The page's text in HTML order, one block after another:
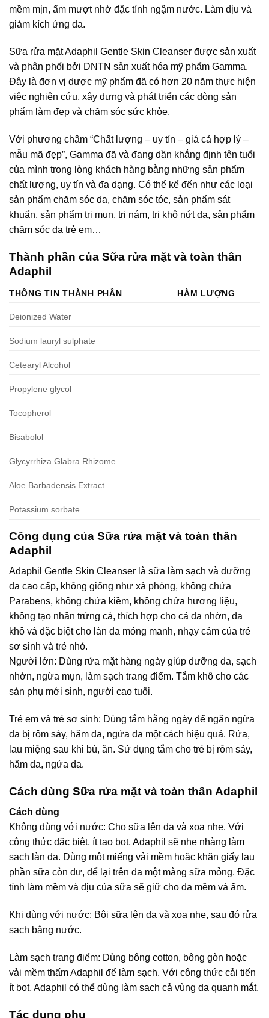
mềm mịn, ẩm mượt nhờ đặc tính ngậm nước. Làm dịu và
giảm kích ứng da.
Sữa rửa mặt Adaphil Gentle Skin Cleanser được sản xuất
và phân phối bởi DNTN sản xuất hóa mỹ phẩm Gamma.
Đây là đơn vị dược mỹ phẩm đã có hơn 20 năm thực hiện
việc nghiên cứu, xây dựng và phát triển các dòng sản
phẩm làm đẹp và chăm sóc sức khỏe.
Với phương châm “Chất lượng – uy tín – giá cả hợp lý –
mẫu mã đẹp”, Gamma đã và đang dần khẳng định tên tuổi
của mình trong lòng khách hàng bằng những sản phẩm
chất lượng, uy tín và đa dạng. Có thể kể đến như các loại
sản phẩm chăm sóc da, chăm sóc tóc, sản phẩm sát
khuẩn, sản phẩm trị mụn, trị nám, trị khô nứt da, sản phẩm
chăm sóc da trẻ em…
Thành phần của Sữa rửa mặt và toàn thân
Adaphil
THÔNG TIN THÀNH PHẦN HÀM LƯỢNG
Deionized Water
Sodium lauryl sulphate
Cetearyl Alcohol
Propylene glycol
Tocopherol
Bisabolol
Glycyrrhiza Glabra Rhizome
Aloe Barbadensis Extract
Potassium sorbate
Công dụng của Sữa rửa mặt và toàn thân
Adaphil
Adaphil Gentle Skin Cleanser là sữa làm sạch và dưỡng
da cao cấp, không giống như xà phòng, không chứa
Parabens, không chứa kiềm, không chứa hương liệu,
không tạo nhân trứng cá, thích hợp cho cả da nhờn, da
khô và đặc biệt cho làn da mỏng manh, nhạy cảm của trẻ
sơ sinh và trẻ nhỏ.
Người lớn: Dùng rửa mặt hàng ngày giúp dưỡng da, sạch
nhờn, ngừa mụn, làm sạch trang điểm. Tắm khô cho các
sản phụ mới sinh, người cao tuổi.
Trẻ em và trẻ sơ sinh: Dùng tắm hằng ngày để ngăn ngừa
da bị rôm sảy, hăm da, ngứa da một cách hiệu quả. Rửa,
lau miệng sau khi bú, ăn. Sử dụng tắm cho trẻ bị rôm sảy,
hăm da, ngứa da.
Cách dùng Sữa rửa mặt và toàn thân Adaphil
Cách dùng
Không dùng với nước: Cho sữa lên da và xoa nhẹ. Với
công thức đặc biệt, ít tạo bọt, Adaphil sẽ nhẹ nhàng làm
sạch làn da. Dùng một miếng vải mềm hoặc khăn giấy lau
phần sữa còn dư, để lại trên da một màng sữa mỏng. Đặc
tính làm mềm và dịu của sữa sẽ giữ cho da mềm và ẩm.
Khi dùng với nước: Bôi sữa lên da và xoa nhẹ, sau đó rửa
sạch bằng nước.
Làm sạch trang điểm: Dùng bông cotton, bông gòn hoặc
vải mềm thấm Adaphil để làm sạch. Với công thức cải tiến
ít bọt, Adaphil có thể dùng làm sạch cả vùng da quanh mắt.
Tác dụng phụ